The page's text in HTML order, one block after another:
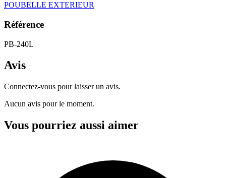
POUBELLE EXTERIEUR
Référence
PB-240L
Avis
Connectez-vous pour laisser un avis.
Aucun avis pour le moment.
Vous pourriez aussi aimer